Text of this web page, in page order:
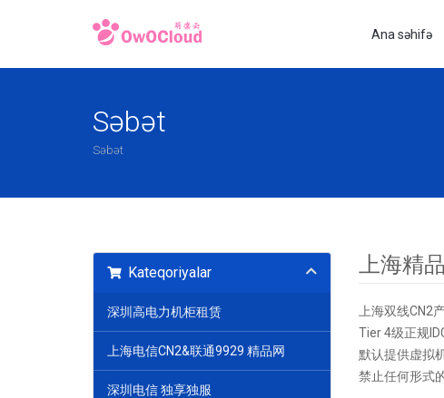
Ana səhifə
Səbət
Səbət
Kateqoriyalar
深圳高电力机柜租赁
上海电信CN2&联通9929 精品网
深圳电信 独享独服
上海精
上海双线CN2
Tier 4级正规
默认提供虚拟
禁止任何形式